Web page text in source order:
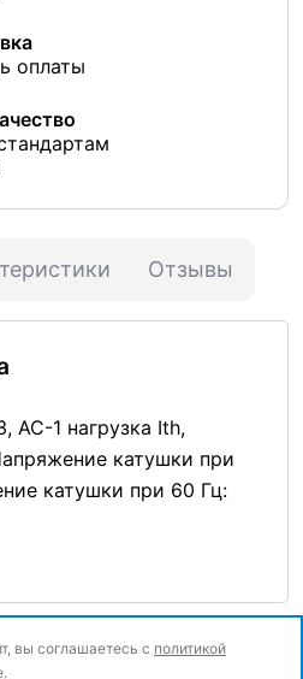
оплаты
Отзывы
AC-1 нагрузка Ith,
катушки при
катушки при 60 Гц:
вы соглашаетесь с политикой